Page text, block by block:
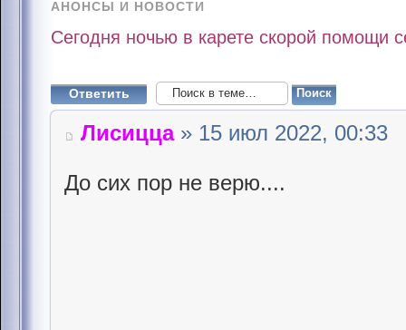
АНОНСЫ И НОВОСТИ
Сегодня ночью в карете скорой помощи
Ответить
Лисицца» 15 июл 2022, 00:33
До сих пор не верю....